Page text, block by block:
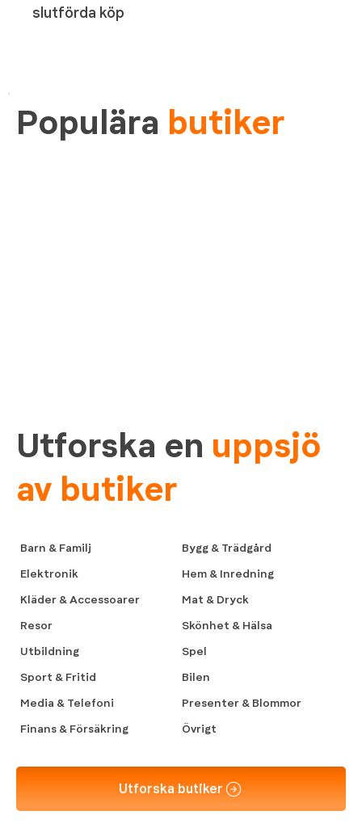
slutförda köp
Populära butiker
Utforska en uppsjö
av butiker
Barn & Familj
Bygg & Trädgård
Elektronik
Hem & Inredning
Kläder & Accessoarer
Mat & Dryck
Resor
Skönhet & Hälsa
Utbildning
Spel
Sport & Fritid
Bilen
Media & Telefoni
Presenter & Blommor
Finans & Försäkring
Övrigt
Utforska butiker